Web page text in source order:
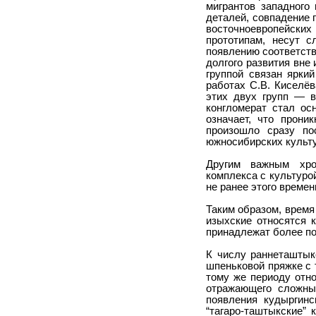
мигрантов
деталей, совпадение
прототипам, несут
появлению
долгого развития
группой связан
работах С.В.
этих двух групп —
конгломерат стал
означает, что
произошло сразу
южносибирских
Другим важным
комплекса с
не ранее этого
Таким образом,
изыхские относятся
принадлежат более
К числу
шпеньковой пряжке с
тому же периоду
отражающего
появления
“тагаро-